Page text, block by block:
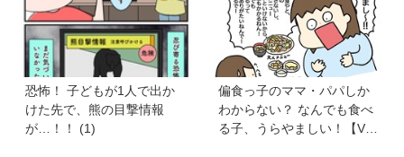
恐怖！ 子どもが1人で出か
けた先で、熊の目撃情報
が…！！ (1)
偏食っ子のママ・パパしか
わからない？ なんでも食べ
る子、うらやましい！【VS